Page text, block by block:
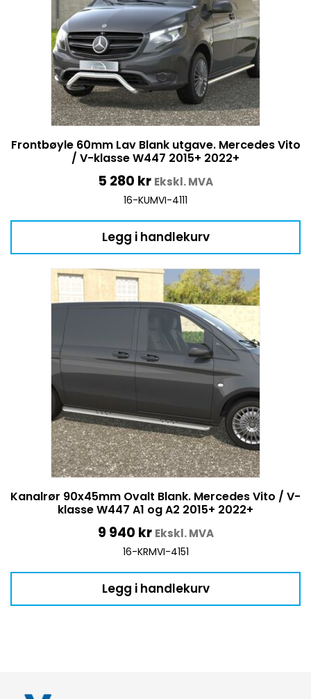
Frontbøyle 60mm Lav Blank utgave. Mercedes Vito
/ V-klasse W447 2015+ 2022+
5 280 kr Ekskl. MVA
16-KUMVI-4111
Legg i handlekurv
Kanalrør 90x45mm Ovalt Blank. Mercedes Vito / V-
klasse W447 A1 og A2 2015+ 2022+
9 940 kr Ekskl. MVA
16-KRMVI-4151
Legg i handlekurv